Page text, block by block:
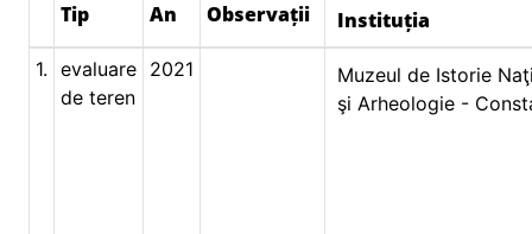
Tip An Observații Instituția
1. evaluare
de teren
2021
Muzeul de Istorie
şi Arheologie -